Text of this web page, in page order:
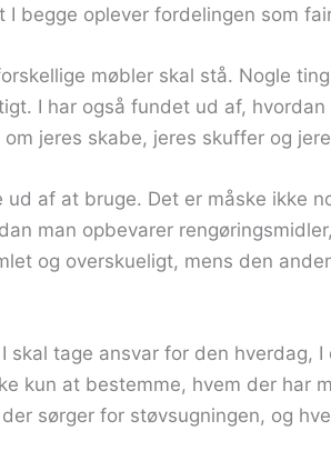
begge oplever fordelingen som
møbler skal stå. Nogle
I har også fundet ud af,
jeres skabe, jeres skuffer og
af at bruge. Det er måske ikke
man opbevarer
og overskueligt, mens den
tage ansvar for den hverdag,
kun at bestemme, hvem der har
sørger for støvsugningen, og